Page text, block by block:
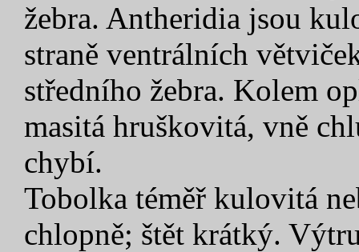
žebra. Antheridia jsou
straně ventrálních
středního žebra. Kolem
masitá hruškovitá, vně
chybí.
Tobolka téměř kulovitá
chlopně; štět krátký.